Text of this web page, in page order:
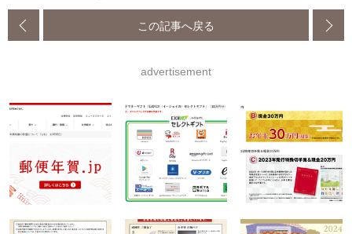
この記事へ戻る
advertisement